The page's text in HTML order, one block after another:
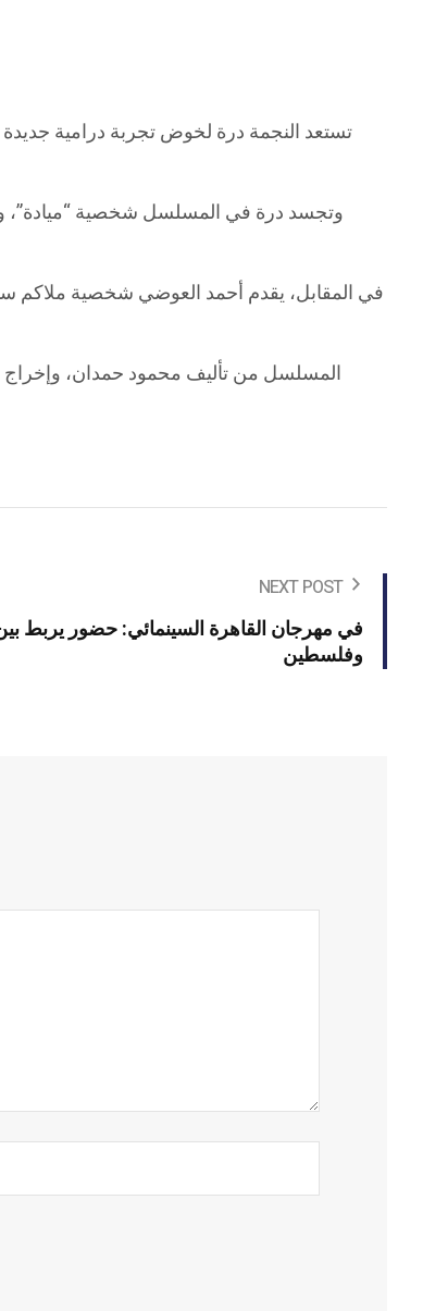
وتجسد درة في المسلسل شخصية “ميادة”،
في المقابل، يقدم أحمد العوضي شخصية ملاكم
المسلسل من تأليف محمود حمدان، وإخراج
NEXT POST
وفلسطين